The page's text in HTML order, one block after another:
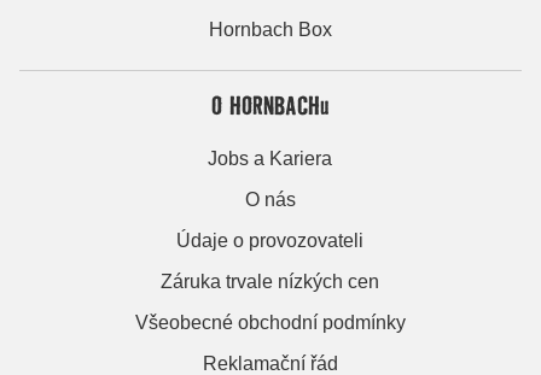
Hornbach Box
O HORNBACHu
Jobs a Kariera
O nás
Údaje o provozovateli
Záruka trvale nízkých cen
Všeobecné obchodní podmínky
Reklamační řád